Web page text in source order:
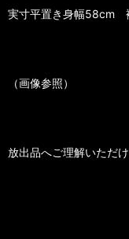
実寸平置き身幅58cm
（画像参照）
放出品へご理解いただ